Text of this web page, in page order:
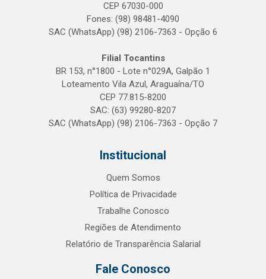
CEP 67030-000
Fones: (98) 98481-4090
SAC (WhatsApp) (98) 2106-7363 - Opção 6
Filial Tocantins
BR 153, n°1800 - Lote n°029A, Galpão 1
Loteamento Vila Azul, Araguaína/TO
CEP 77.815-8200
SAC: (63) 99280-8207
SAC (WhatsApp) (98) 2106-7363 - Opção 7
Institucional
Quem Somos
Política de Privacidade
Trabalhe Conosco
Regiões de Atendimento
Relatório de Transparência Salarial
Fale Conosco